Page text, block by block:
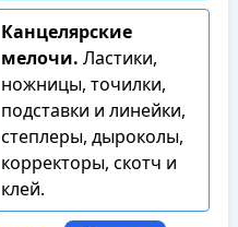
Канцелярские
мелочи. Ластики,
ножницы, точилки,
подставки и линейки,
степлеры, дыроколы,
корректоры, скотч и
клей.